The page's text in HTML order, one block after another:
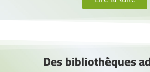
Des bibliothèques